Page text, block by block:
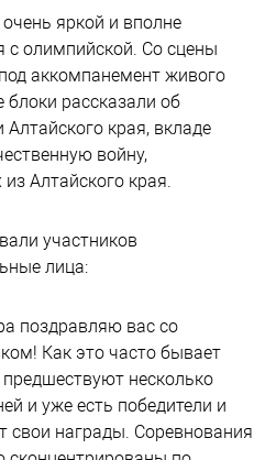
яркой и вполне
с олимпийской. Со сцены
аккомпанемент живого
блоки рассказали об
Алтайского края, вкладе
войну,
Алтайского края.
участников
лица:
поздравляю вас со
Как это часто бывает
несколько
и уже есть победители и
свои награды. Соревнования